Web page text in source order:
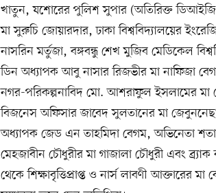
খাতুন, যশোরের পুলিশ সুপার (অতিরিক্ত ডিআইজি
মা সুরুচি জোয়ারদার, ঢাকা বিশ্ববিদ্যালয়ের
নাসরিন মর্তুজা, বঙ্গবন্ধু শেখ মুজিব মেডিকেল
ডিন অধ্যাপক আবু নাসার রিজভীর মা নাফিজা
নগর-পরিকল্পনাবিদ মো. আশরাফুল ইসলামের
বিজনেস অফিসার জাবেদ সুলতানের মা
অধ্যাপক জেড এন তাহমিদা বেগম, অভিনেতা
মেহজাবীন চৌধুরীর মা গাজালা চৌধুরী এবং
থেকে শিক্ষাবৃত্তিপ্রাপ্ত ও নার্স লাবণী আক্তারের